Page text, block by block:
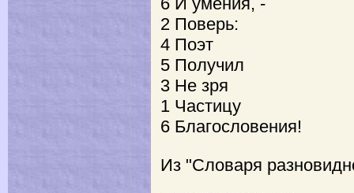
2 Поверь:
4 Поэт
5 Получил
3 Не зря
1 Частицу
6 Благословения!
Из "Словаря